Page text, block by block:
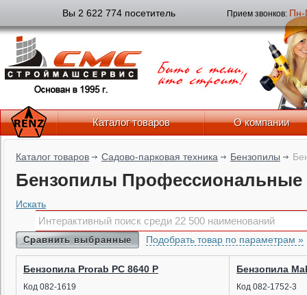
Вы 2 622 774 посетитель Прием звонков: Пн-
Каталог товаров О компании
Каталог товаров Садово-парковая техника Бензопилы
Бензопилы Профессиональные
Искать
Сравнить выбранные Подобрать товар по параметрам »
Бензопила Prorab PC 8640 P
Код 082-1619
Бензопила
Код 082-1752-3